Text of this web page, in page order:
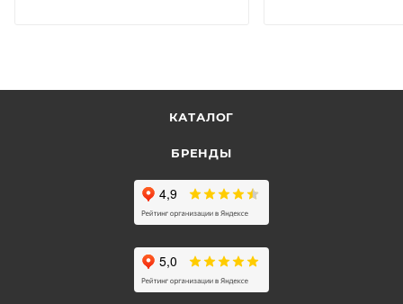
КАТАЛОГ
БРЕНДЫ